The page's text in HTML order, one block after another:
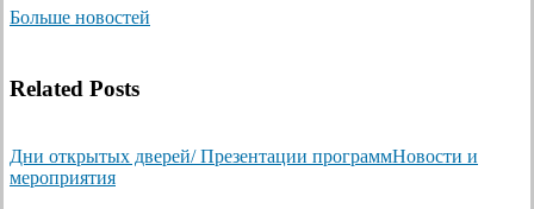
Больше новостей
Related Posts
Дни открытых дверей/ Презентации программНовости и
мероприятия